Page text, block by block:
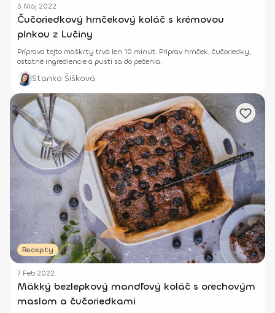
3 Máj 2022
Čučoriedkový hrnčekový koláč s krémovou
plnkou z Lučiny
Príprava tejto maškrty trvá len 10 minút. Priprav hrnček, čučoriedky,
ostatné ingrediencie a pusti sa do pečenia.
Stanka Šišková
Recepty
7 Feb 2022
Mäkký bezlepkový mandľový koláč s orechovým
maslom a čučoriedkami